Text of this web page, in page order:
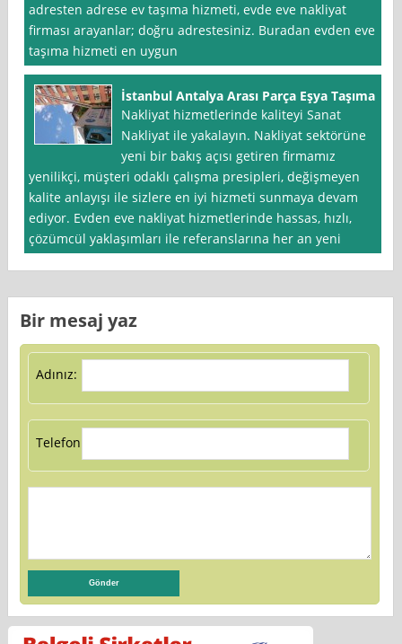
adresten adrese ev taşıma hizmeti, evde eve nakliyat
firması arayanlar; doğru adrestesiniz. Buradan evden eve
taşıma hizmeti en uygun
İstanbul Antalya Arası Parça Eşya Taşıma
Nakliyat hizmetlerinde kaliteyi Sanat
Nakliyat ile yakalayın. Nakliyat sektörüne
yeni bir bakış açısı getiren firmamız
yenilikçi, müşteri odaklı çalışma presipleri, değişmeyen
kalite anlayışı ile sizlere en iyi hizmeti sunmaya devam
ediyor. Evden eve nakliyat hizmetlerinde hassas, hızlı,
çözümcül yaklaşımları ile referanslarına her an yeni
Bir mesaj yaz
Adınız:
Telefon: